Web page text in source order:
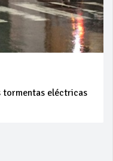
tormentas eléctricas